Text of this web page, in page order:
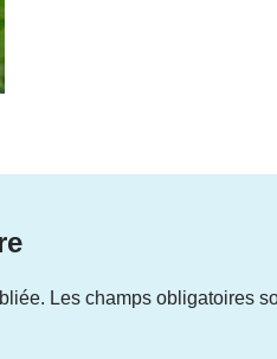
Les champs obligatoires